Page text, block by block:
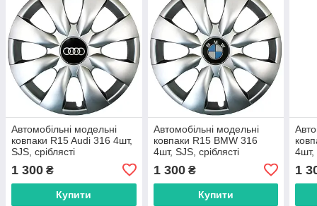
Автомобільні модельні
ковпаки R15 Audi 316 4шт,
SJS, сріблясті
1 300 ₴
Купити
Автомобільні модельні
ковпаки R15 BMW 316
4шт, SJS, сріблясті
1 300₴
Купити
4шт,
1